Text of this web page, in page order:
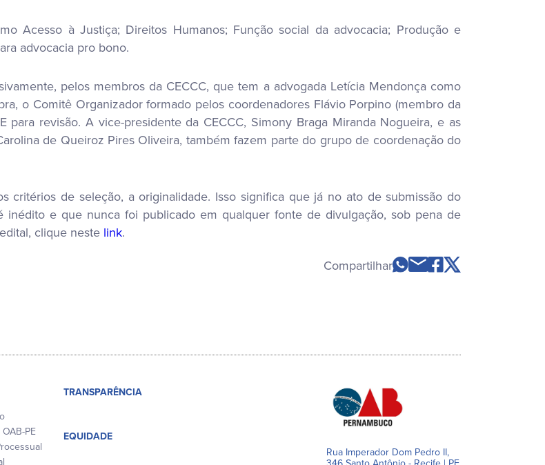
Acesso à Justiça; Direitos Humanos; Função social da advocacia; Produção e
advocacia pro bono.
pelos membros da CECCC, que tem a advogada Letícia Mendonça como
o Comitê Organizador formado pelos coordenadores Flávio Porpino (membro da
para revisão. A vice-presidente da CECCC, Simony Braga Miranda Nogueira, e as
de Queiroz Pires Oliveira, também fazem parte do grupo de coordenação do
critérios de seleção, a originalidade. Isso significa que já no ato de submissão do
e que nunca foi publicado em qualquer fonte de divulgação, sob pena de
clique neste link.
Compartilhar
PE
TRANSPARÊNCIA
EQUIDADE
Rua Imperador Dom Pedro II,